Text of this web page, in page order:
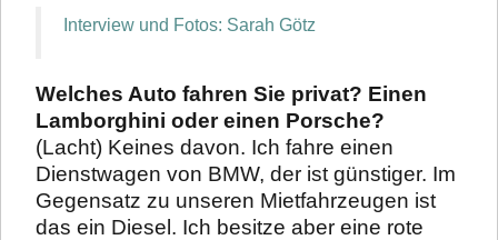
Interview und Fotos: Sarah Götz
Welches Auto fahren Sie privat? Einen
Lamborghini oder einen Porsche?
(Lacht) Keines davon. Ich fahre einen
Dienstwagen von BMW, der ist günstiger. Im
Gegensatz zu unseren Mietfahrzeugen ist
das ein Diesel. Ich besitze aber eine rote